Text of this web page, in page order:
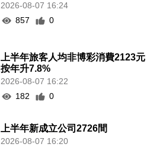
2026-08-07 16:24
857
0
上半年旅客人均非博彩消費2123元
按年升7.8%
2026-08-07 16:22
182
0
上半年新成立公司2726間
2026-08-07 16:20